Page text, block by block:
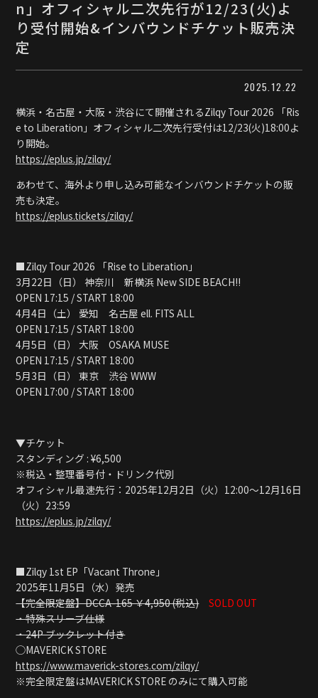
n」オフィシャル二次先行が12/23(火)よ
り受付開始&インバウンドチケット販売決
定
2025.12.22
横浜・名古屋・大阪・渋谷にて開催されるZilqy Tour 2026 「Ris
e to Liberation」オフィシャル二次先行受付は12/23(火)18:00よ
り開始。
https://eplus.jp/zilqy/
あわせて、海外より申し込み可能なインバウンドチケットの販
売も決定。
https://eplus.tickets/zilqy/
■Zilqy Tour 2026 「Rise to Liberation」
3月22日（日） 神奈川 新横浜 New SIDE BEACH!!
OPEN 17:15 / START 18:00
4月4日（土） 愛知 名古屋 ell. FITS ALL
OPEN 17:15 / START 18:00
4月5日（日） 大阪 OSAKA MUSE
OPEN 17:15 / START 18:00
5月3日（日） 東京 渋谷 WWW
OPEN 17:00 / START 18:00
▼チケット
スタンディング : ¥6,500
※税込・整理番号付・ドリンク代別
オフィシャル最速先行：2025年12月2日（火）12:00〜12月16日
（火）23:59
https://eplus.jp/zilqy/
■Zilqy 1st EP「Vacant Throne」
2025年11月5日（水）発売
【完全限定盤】DCCA-165 ￥4,950 (税込)
SOLD OUT
・特殊スリーブ仕様
・24P ブックレット付き
◯MAVERICK STORE
https://www.maverick-stores.com/zilqy/
※完全限定盤はMAVERICK STORE のみにて購入可能